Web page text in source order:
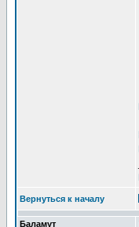
Вернуться к началу
Баламут